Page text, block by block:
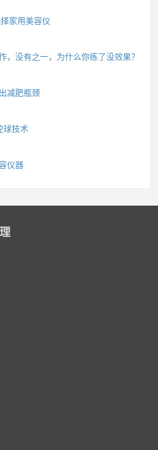
家用美容仪
，没有之一，为什么你练了没效果？
减肥瓶颈
球技术
仪器